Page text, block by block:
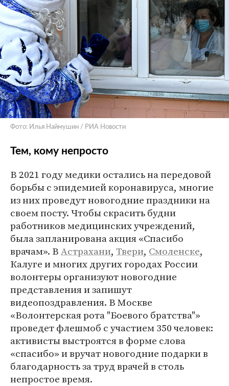
Фото: Илья Наймушин / РИА Новости
Тем, кому непросто
В 2021 году медики остались на передовой
борьбы с эпидемией коронавируса, многие
из них проведут новогодние праздники на
своем посту. Чтобы скрасить будни
работников медицинских учреждений,
была запланирована акция «Спасибо
врачам». ВАстрахани, Твери, Смоленске,
Калуге и многих других городах России
волонтеры организуют новогодние
представления и запишут
видеопоздравления. В Москве
«Волонтерская рота "Боевого братства"»
проведет флешмоб с участием 350 человек:
активисты выстроятся в форме слова
«спасибо» и вручат новогодние подарки в
благодарность за труд врачей в столь
непростое время.